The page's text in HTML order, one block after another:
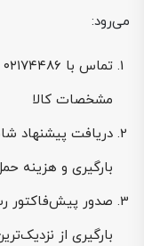
می‌رود:
مشخصات کالا
دریافت پیشنهاد
بارگیری و هزینه
صدور پیش‌فاکتور
بارگیری از